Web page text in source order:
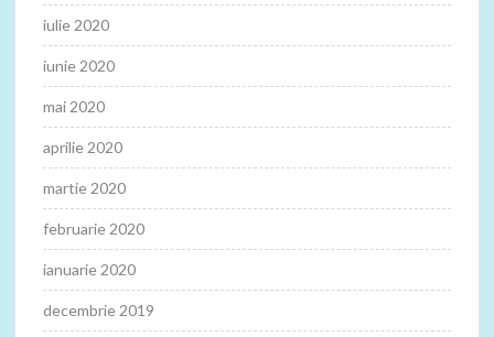
iulie 2020
iunie 2020
mai 2020
aprilie 2020
martie 2020
februarie 2020
ianuarie 2020
decembrie 2019